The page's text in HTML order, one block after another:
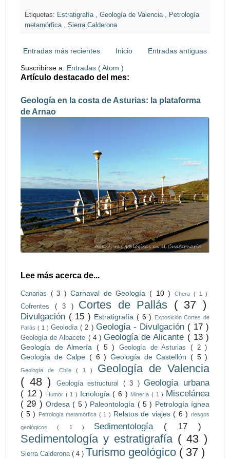
Etiquetas: Estratigrafía , Geología de Valencia , Petrología
metamórfica , Sierra Calderona
Entradas más recientes Entradas antiguas
Inicio
Suscribirse a: Entradas ( Atom )
Artículo destacado del mes:
Geología en la costa de Asturias: la plataforma
de Arnao
Lee más acerca de...
Canarias ( 3 ) Carnaval de Geología( 10 )Chera ( 1 )
Cofrentes ( 3 ) Cortes de Pallás ( 37 )
Divulgación ( 15 ) Estratigrafía( 6 )
Exposición Cortes de
Pallás( 1 )Geolodía( 2 ) Geología - Divulgación ( 17 )
Geología de Albacete ( 4 ) Geología de Alicante ( 13 )
Geología de Almería ( 5 ) Geología de Asturias ( 2 )
Geología de Calpe ( 6 ) Geología de Castellón ( 5 )
Geología de Chile ( 1 )
Geología de Valencia
( 48 )
Geología estructural ( 3 ) Geología urbana
( 12 )
Humor ( 1 ) Icnología( 6 ) Minería( 1 ) Miscelánea
( 29 ) Ordesa( 5 ) Paleontología ( 5 ) Petrología ígnea
( 5 )
Petrología metamórfica ( 1 ) Relatos de viajes( 6 )riesgos
geológicos( 1 ) Sedimentología ( 17 )
Sedimentología y estratigrafía ( 43 )
Sierra Calderona ( 4 ) Turismo geológico ( 37 )